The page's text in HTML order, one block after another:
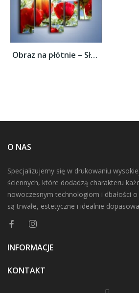
Obraz na płótnie – Słońce w kwiatowych...
O NAS
Specjalizujemy się w drukowaniu
ściennych, które dodadzą charakteru
nowoczesnym technologiom i dbałości
są trwałe, estetyczne i idealnie
INFORMACJE
KONTAKT